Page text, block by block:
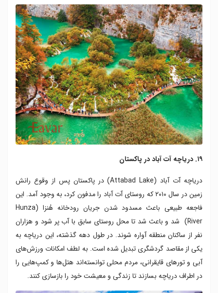
۱۹. دریاچه آت آباد در پاکستان
دریاچه آت آباد (Attabad Lake) در پاکستان پس از وقوع رانش
زمین در سال ۲۰۱۰ که روستای آت آباد را مدفون کرد، به وجود آمد. این
فاجعه طبیعی باعث مسدود شدن جریان رودخانه هُنزا (Hunza
River) شد و باعث شد تا محل روستای سابق با آب پر شود و هزاران
نفر از ساکنان منطقه آواره شوند. در طول دهه گذشته، این دریاچه به
یکی از مقاصد گردشگری تبدیل شده است. به لطف امکانات ورزش‌های
آبی و تورهای قایقرانی، مردم محلی توانسته‌اند هتل‌ها و کمپ‌هایی را
در اطراف دریاچه بسازند تا زندگی و معیشت خود را بازسازی کنند.